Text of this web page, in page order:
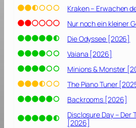
Kraken – Erwachen
Nur noch ein kleiner
Die Odyssee [2026]
Vaiana [2026]
Minions & Monster
The Piano Tuner
Backrooms [2026]
Disclosure Day – Der
[2026]